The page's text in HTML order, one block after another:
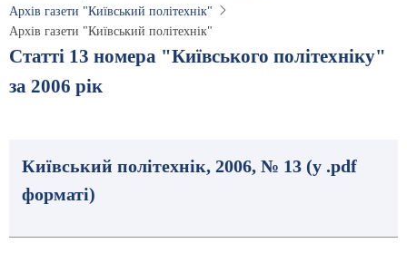
Архів газети "Київський політехнік"
Архів газети "Київський політехнік"
Статті 13 номера "Київського політехніку"
за 2006 рік
Київський політехнік, 2006, № 13 (у .pdf
форматі)